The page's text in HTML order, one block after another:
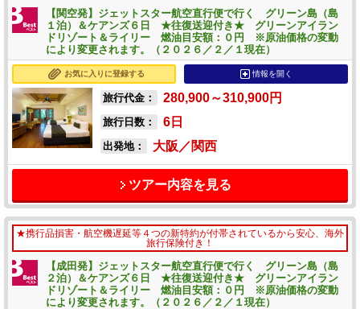
【関空発】ジェットスター航空直行便で行く グリーン島（島
１泊）＆ケアンズ６日 ★往復送迎付き★ グリーンアイラン
ドリゾート＆ライリー 燃油目安額：０円 ※原油価格の変動
により変更されます。（２０２６／２／１現在）
お気に入りに登録する 情報を開く
旅行代金： 280,900～310,900円
旅行日数： 6 日
出発地： 大阪／関西
ツアー内容を見る
★携行品損害・航空機遅延等４つの新特約が付帯されているから安心、海外
旅行保険付き！
【成田発】ジェットスター航空直行便で行く グリーン島（島
２泊）＆ケアンズ６日 ★往復送迎付き★ グリーンアイラン
ドリゾート＆ライリー 燃油目安額：０円 ※原油価格の変動
により変更されます。（２０２６／２／１現在）